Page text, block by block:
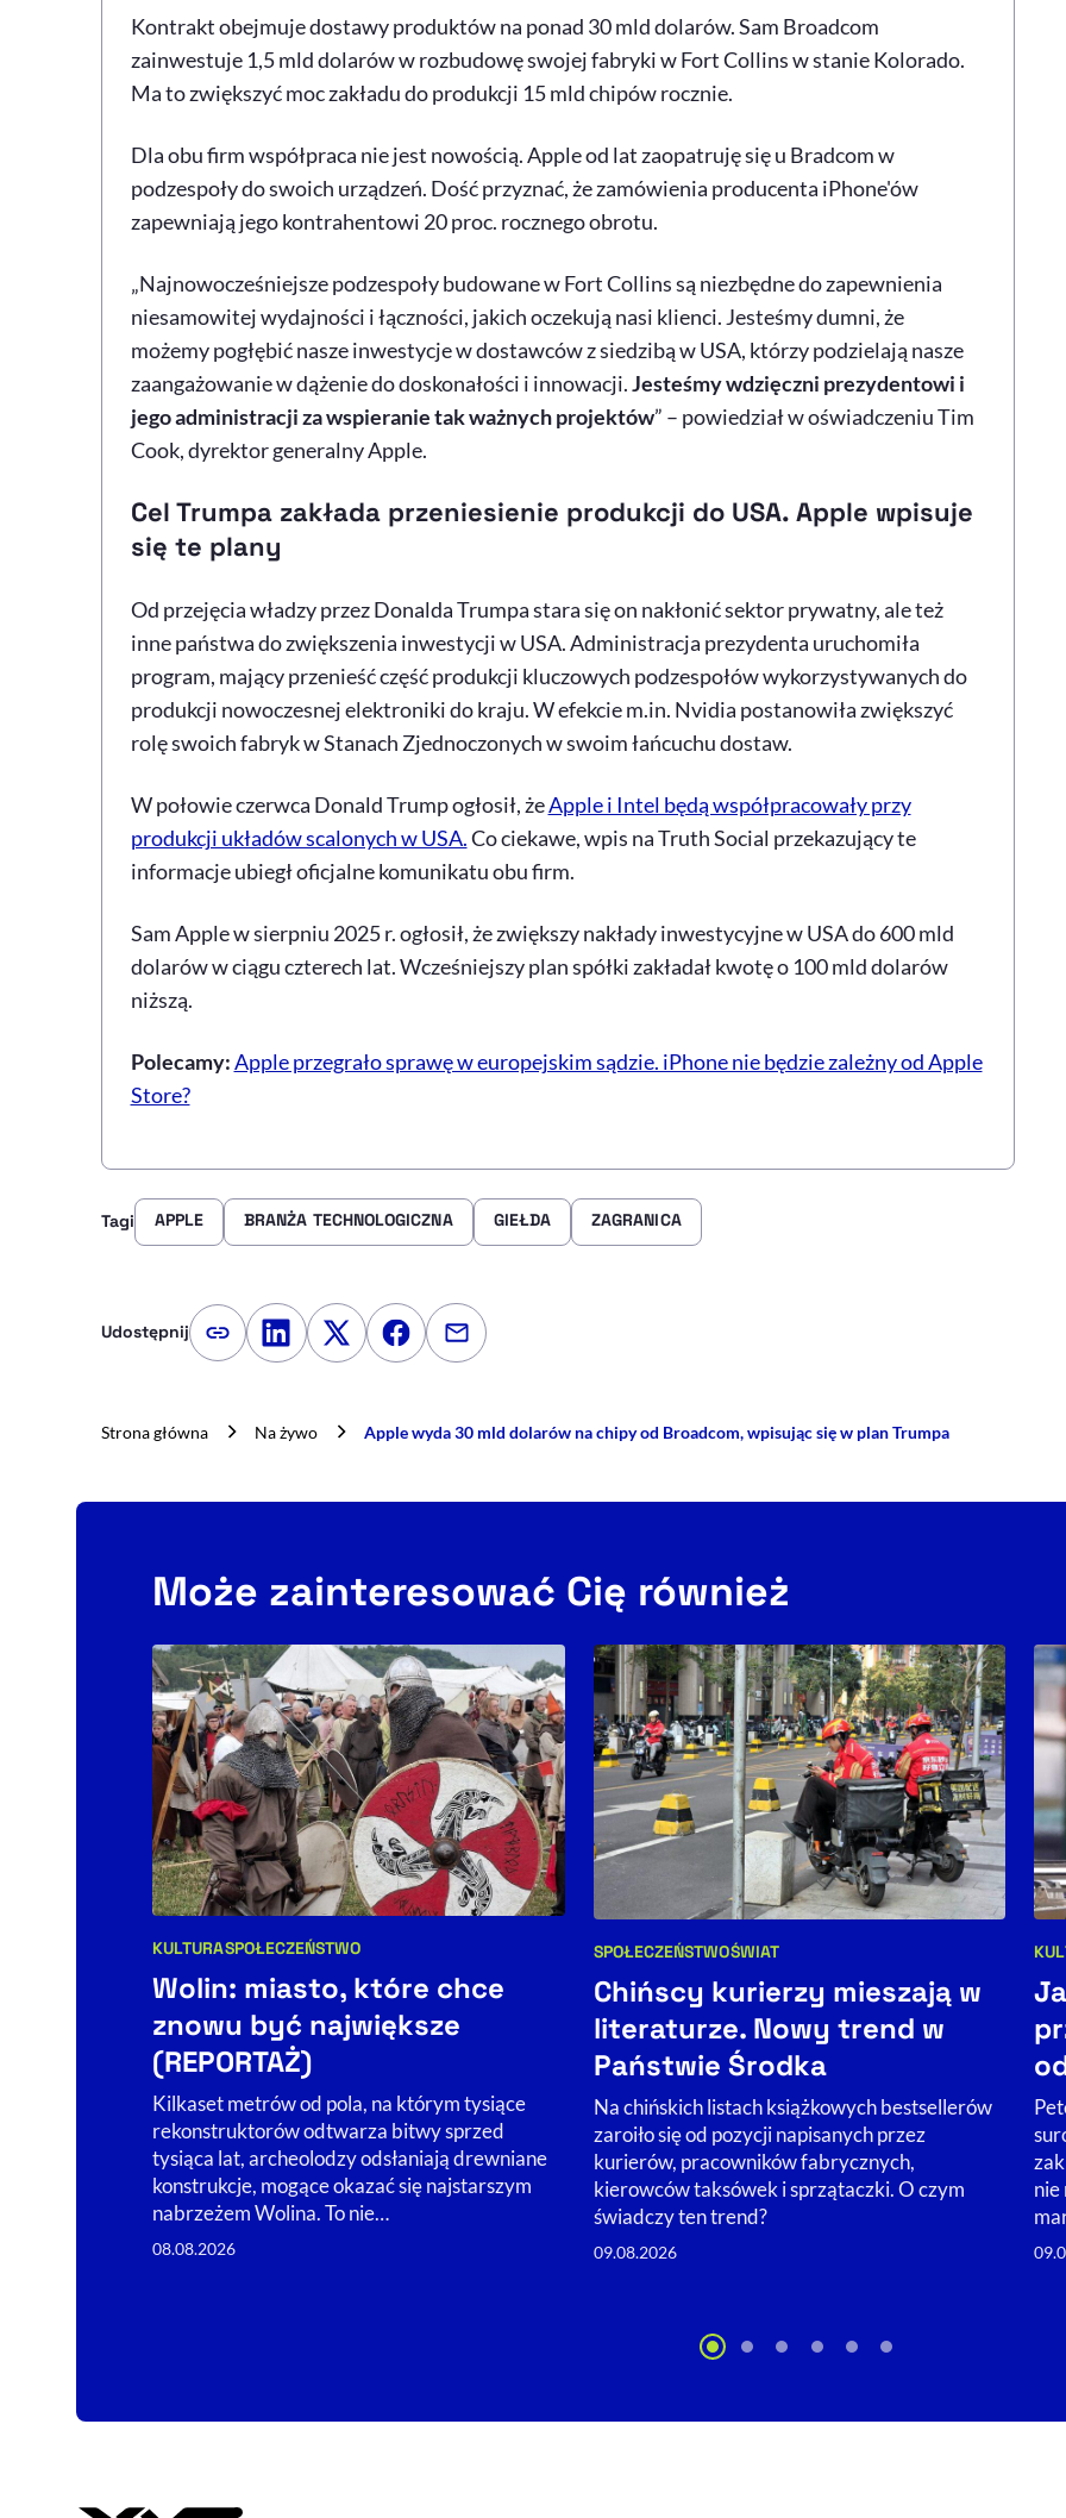
Kontrakt obejmuje dostawy produktów na ponad 30 mld dolarów. Sam Broadcom
zainwestuje 1,5 mld dolarów w rozbudowę swojej fabryki w Fort Collins w stanie Kolorado.
Ma to zwiększyć moc zakładu do produkcji 15 mld chipów rocznie.
Dla obu firm współpraca nie jest nowością. Apple od lat zaopatruję się u Bradcom w
podzespoły do swoich urządzeń. Dość przyznać, że zamówienia producenta iPhone'ów
zapewniają jego kontrahentowi 20 proc. rocznego obrotu.
„Najnowocześniejsze podzespoły budowane w Fort Collins są niezbędne do zapewnienia
niesamowitej wydajności i łączności, jakich oczekują nasi klienci. Jesteśmy dumni, że
możemy pogłębić nasze inwestycje w dostawców z siedzibą w USA, którzy podzielają nasze
zaangażowanie w dążenie do doskonałości i innowacji.Jesteśmy wdzięczni prezydentowi i
jego administracji za wspieranie tak ważnych projektów” – powiedział w oświadczeniu Tim
Cook, dyrektor generalny Apple.
Cel Trumpa zakłada przeniesienie produkcji do USA. Apple wpisuje
się te plany
Od przejęcia władzy przez Donalda Trumpa stara się on nakłonić sektor prywatny, ale też
inne państwa do zwiększenia inwestycji w USA. Administracja prezydenta uruchomiła
program, mający przenieść część produkcji kluczowych podzespołów wykorzystywanych do
produkcji nowoczesnej elektroniki do kraju. W efekcie m.in. Nvidia postanowiła zwiększyć
rolę swoich fabryk w Stanach Zjednoczonych w swoim łańcuchu dostaw.
W połowie czerwca Donald Trump ogłosił, żeApple i Intel będą współpracowały przy
produkcji układów scalonych w USA.Co ciekawe, wpis na Truth Social przekazujący te
informacje ubiegł oficjalne komunikatu obu firm.
Sam Apple w sierpniu 2025 r. ogłosił, że zwiększy nakłady inwestycyjne w USA do 600 mld
dolarów w ciągu czterech lat. Wcześniejszy plan spółki zakładał kwotę o 100 mld dolarów
niższą.
Polecamy:Apple przegrało sprawę w europejskim sądzie. iPhone nie będzie zależny od Apple
Store?
Tagi APPLE BRANŻA TECHNOLOGICZNA GIEŁDA ZAGRANICA
Udostępnij Kopiuj link artykułu
Udostępnij na LinkedIn
Udostępnij na Twitterze
Udostępnij na Facebooku
Udostępnij przez e-mail
Strona główna Na żywo Apple wyda 30 mld dolarów na chipy od Broadcom, wpisując się w plan Trumpa
Może zainteresować Cię również
Kategorie artykułu:
KULTURASPOŁECZEŃSTWO
Wolin: miasto, które chce
znowu być największe
(REPORTAŻ)
Kilkaset metrów od pola, na którym tysiące
rekonstruktorów odtwarza bitwy sprzed
tysiąca lat, archeolodzy odsłaniają drewniane
konstrukcje, mogące okazać się najstarszym
nabrzeżem Wolina. To nie…
08.08.2026
Kategorie artykułu:
SPOŁECZEŃSTWOŚWIAT
Chińscy kurierzy mieszają w
literaturze. Nowy trend w
Państwie Środka
Na chińskich listach książkowych bestsellerów
zaroiło się od pozycji napisanych przez
kurierów, pracowników fabrycznych,
kierowców taksówek i sprzątaczki. O czym
świadczy ten trend?
09.08.2026
nie